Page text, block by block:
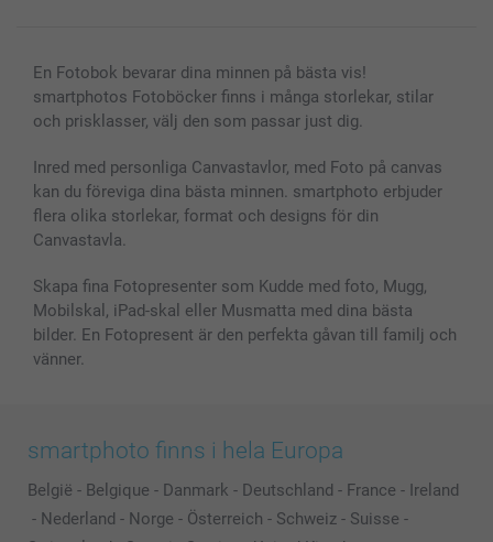
En Fotobok bevarar dina minnen på bästa vis!
smartphotos Fotoböcker finns i många storlekar, stilar
och prisklasser, välj den som passar just dig.
Inred med personliga Canvastavlor, med Foto på canvas
kan du föreviga dina bästa minnen. smartphoto erbjuder
flera olika storlekar, format och designs för din
Canvastavla.
Skapa fina Fotopresenter som Kudde med foto, Mugg,
Mobilskal, iPad-skal eller Musmatta med dina bästa
bilder. En Fotopresent är den perfekta gåvan till familj och
vänner.
smartphoto finns i hela Europa
België - Belgique - Danmark - Deutschland - France - Ireland
- Nederland - Norge - Österreich - Schweiz - Suisse -